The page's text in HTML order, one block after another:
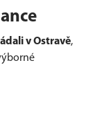
v Ostravě,